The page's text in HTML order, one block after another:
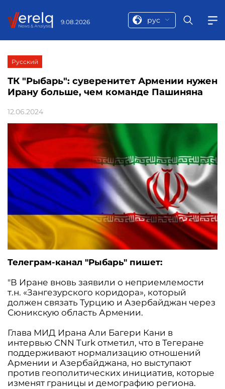
9.08.2026 рус
Русский
ТК "Рыбарь": суверенитет Армении нужен
Ирану больше, чем команде Пашиняна
12.06.2024
Телеграм-канал "Рыбарь" пишет:
"В Иране вновь заявили о неприемлемости
т.н. «Зангезурского коридора», который
должен связать Турцию и Азербайджан через
Сюникскую область Армении.
Глава МИД Ирана Али Багери Кани в
интервью CNN Turk отметил, что в Тегеране
поддерживают нормализацию отношений
Армении и Азербайджана, но выступают
против геополитических инициатив, которые
изменят границы и демографию региона.